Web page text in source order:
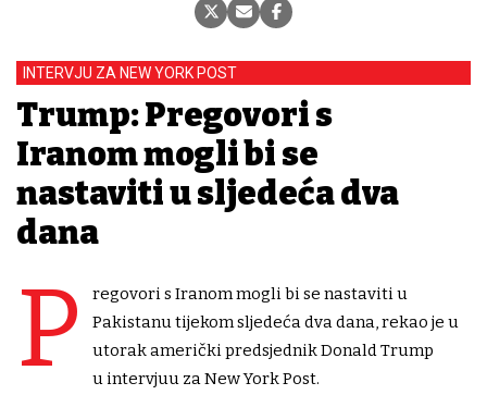
INTERVJU ZA NEW YORK POST
Trump: Pregovori s
Iranom mogli bi se
nastaviti u sljedeća dva
dana
P
regovori s Iranom mogli bi se nastaviti u
Pakistanu tijekom sljedeća dva dana, rekao je u
utorak američki predsjednik Donald Trump
u intervjuu za New York Post.